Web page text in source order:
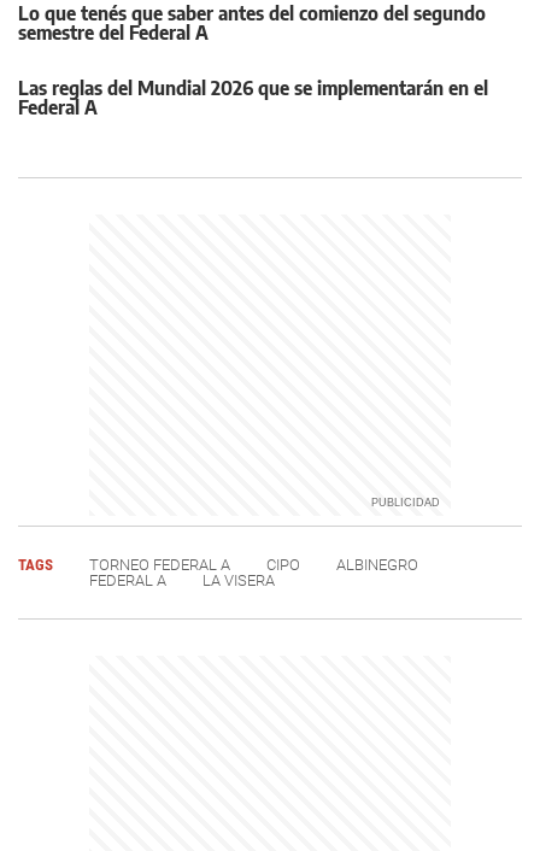
Lo que tenés que saber antes del comienzo del segundo
semestre del Federal A
Las reglas del Mundial 2026 que se implementarán en el
Federal A
TAGS TORNEO FEDERAL A CIPO
ALBINEGRO
FEDERAL A
LA VISERA